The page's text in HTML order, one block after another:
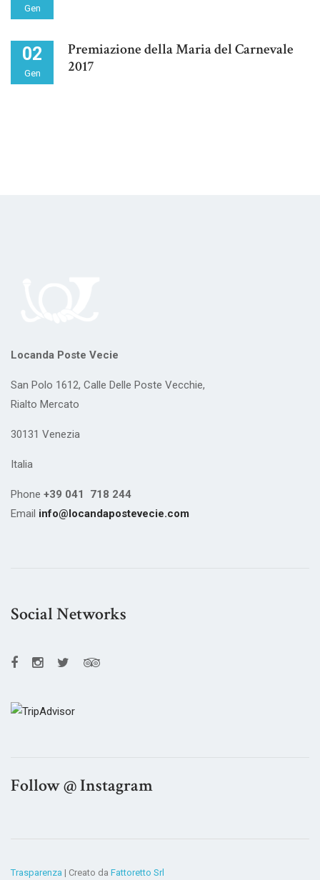
Gen
Premiazione della Maria del Carnevale
2017
02
Gen
Locanda Poste Vecie
San Polo 1612, Calle Delle Poste Vecchie,
Rialto Mercato
30131 Venezia
Italia
Phone +39 041 718 244
Email info@locandapostevecie.com
Social Networks
Follow @ Instagram
Trasparenza | Creato da Fattoretto Srl